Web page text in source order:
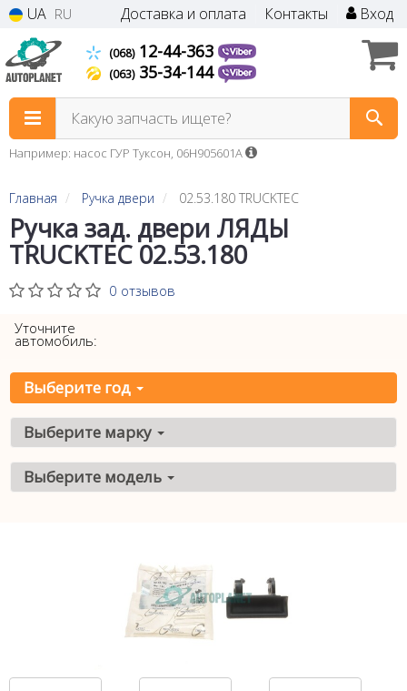
UA RU Доставка и оплата Контакты Вход
(068)12-44-363
(063)35-34-144
Какую запчасть ищете?
Например: насос ГУР Туксон, 06H905601A
Главная Ручка двери 02.53.180 TRUCKTEC
Ручка зад. двери ЛЯДЫ
TRUCKTEC 02.53.180
0 отзывов
Уточните
автомобиль:
Выберите год
Выберите марку
Выберите модель